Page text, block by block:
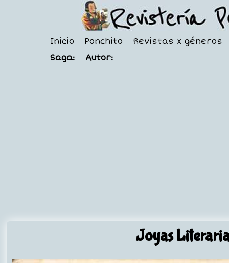
Inicio Ponchito
Revistas x géneros
Saga:
Autor:
Joyas